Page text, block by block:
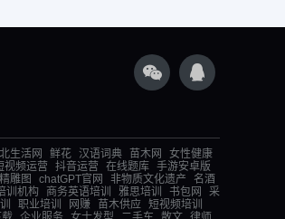
生活网 鲜花 汉语词典 苗木网
女性健康
视频运营 抖音运营 在线题库 手游安卓版
精雕图 chatGPT官网 非物质文化遗产
名酒
训机构 商务英语培训 雅思培训 书包网
采
职业培训 网赚 苗木供应 短视频培训